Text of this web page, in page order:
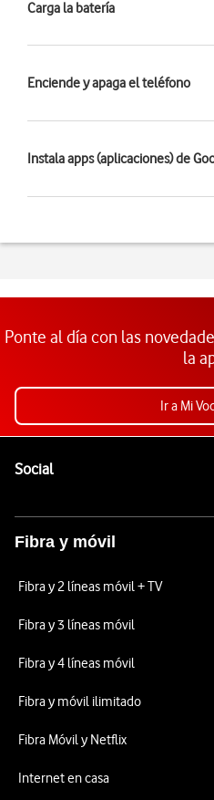
Carga la batería
Enciende y apaga el teléfono
Instala apps (aplicaciones) de
Ponte al día con las
la
Ir a Mi
SocialEnlaces a las redes
Fibra y móvil
Fibra y 2 líneas móvil + TV
Fibra y 3 líneas móvil
Fibra y 4 líneas móvil
Fibra y móvil ilimitado
Fibra Móvil y Netflix
Internet en casa